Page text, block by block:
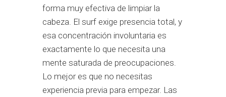
forma muy efectiva de limpiar la
cabeza. El surf exige presencia total, y
esa concentración involuntaria es
exactamente lo que necesita una
mente saturada de preocupaciones.
Lo mejor es que no necesitas
experiencia previa para empezar. Las